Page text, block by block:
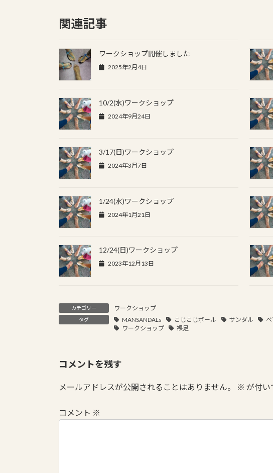
関連記事
ワークショップ開催しました
2025年2月4日
10/2(水)ワークショップ
2024年9月24日
3/17(日)ワークショップ
2024年3月7日
1/24(水)ワークショップ
2024年1月21日
12/24(日)ワークショップ
2023年12月13日
カテゴリー ワークショップ
タグ MANSANDALs こじこじボール サンダル
ワークショップ
裸足
コメントを残す
メールアドレスが公開されることはありません。 ※ が付い
コメント ※